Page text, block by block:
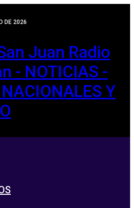
DE 2026
Radio
- NOTICIAS -
Y